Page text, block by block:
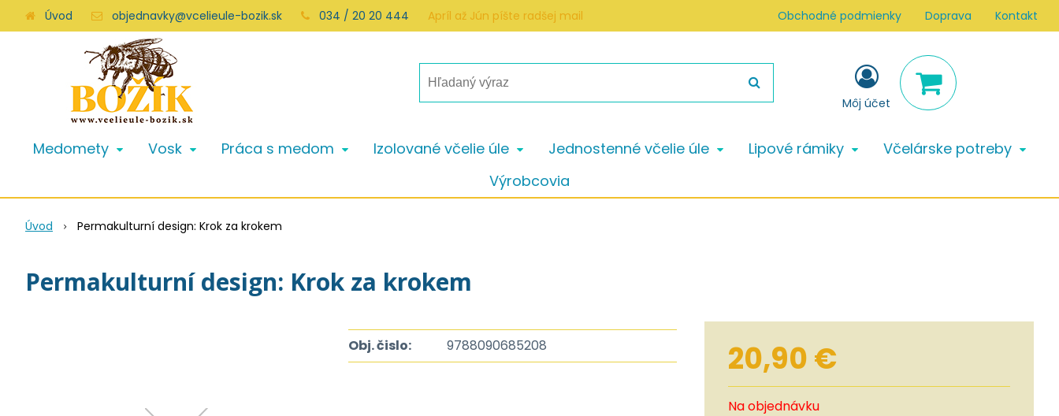
Úvod objednavky@vcelieule-bozik.sk 034 / 20 20 444 Apríl až Jún píšte radšej mail Obchodné podmienky Doprava Kontakt
Môj účet
Medomety Vosk Práca s medom Izolované včelie úle Jednostenné včelie úle Lipové rámiky
Včelárske potreby
Výrobcovia
Úvod Permakulturní design: Krok za krokem
Permakulturní design: Krok za krokem
20,90€
Na objednávku
Obj. čislo: 9788090685208